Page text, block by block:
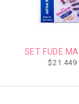
SET FUDE
$21.449